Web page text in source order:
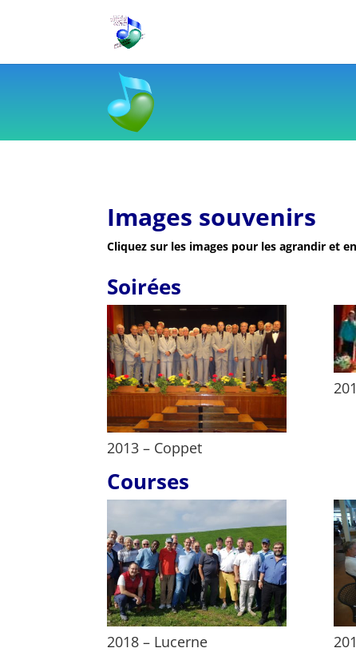
Images souvenirs
Cliquez sur les images pour les agrandir et
Soirées
2013 – Coppet
Courses
2018 – Lucerne